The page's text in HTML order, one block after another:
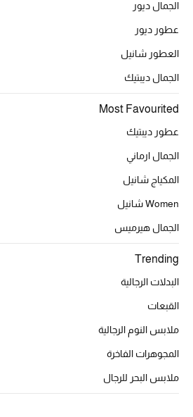
دليل ملتزمات الحقائب
حقائب الأطفال
أبرز المصممين
تسوقوا الحقائب
الجمال ديور
عطور ديور
العطور شانيل
الجمال ديبتيك
Most Favourited
عطور ديبتيك
الجمال ارماني
المكياج شانيل
Women شانيل
الجمال هيرميس
Trending
البدلات الرجالية
القبعات
ملابس النوم الرجالية
المجوهرات الفاخرة
ملابس البحر للرجال